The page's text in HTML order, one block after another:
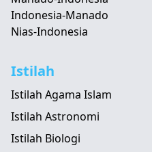
Indonesia-Manado
Nias-Indonesia
Istilah
Istilah Agama Islam
Istilah Astronomi
Istilah Biologi